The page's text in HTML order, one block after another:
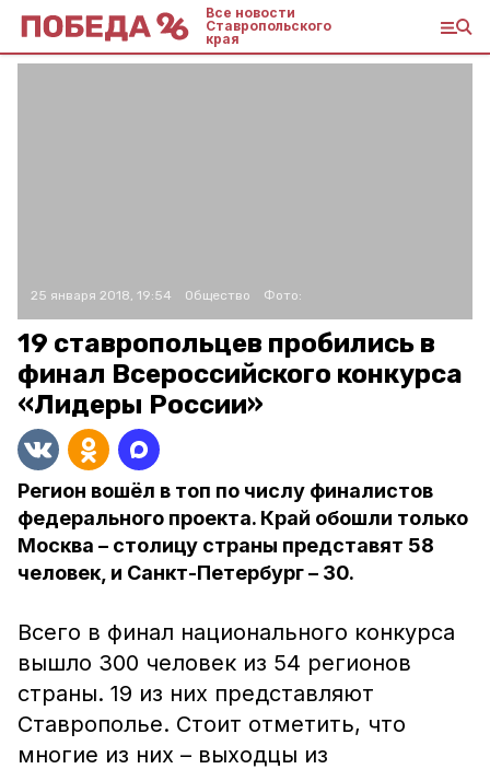
Все новости
Ставропольского
края
25 января 2018, 19:54 Общество Фото:
19 ставропольцев пробились в
финал Всероссийского конкурса
«Лидеры России»
Регион вошёл в топ по числу финалистов
федерального проекта. Край обошли только
Москва – столицу страны представят 58
человек, и Санкт-Петербург – 30.
Всего в финал национального конкурса
вышло 300 человек из 54 регионов
страны. 19 из них представляют
Ставрополье. Стоит отметить, что
многие из них – выходцы из